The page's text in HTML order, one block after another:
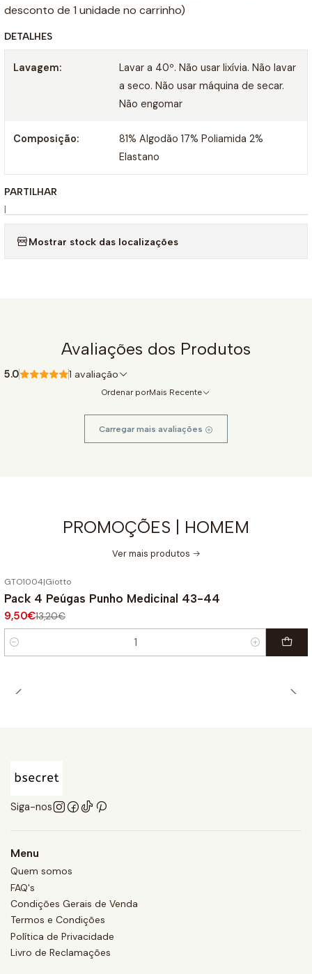
desconto de 1 unidade no carrinho)
DETALHES
Lavagem:
Lavar a 40º. Não usar lixívia. Não lavar
a seco. Não usar máquina de secar.
Não engomar
Composição:
81% Algodão 17% Poliamida 2%
Elastano
PARTILHAR
|
Mostrar stock das localizações
Avaliações dos Produtos
5.0 1 avaliação
Ordenar porMais Recente
Carregar mais avaliações
PROMOÇÕES | HOMEM
Ver mais produtos
DESCONTO
GTO1004|Giotto
Pack 4 Peúgas Punho Medicinal 43-44
9,50€13,20€
Quantidade
Siga-nos
Menu
Quem somos
FAQ's
Condições Gerais de Venda
Termos e Condições
Política de Privacidade
Livro de Reclamações